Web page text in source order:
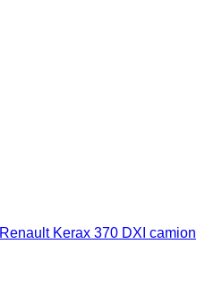
Renault Kerax 370 DXI camion